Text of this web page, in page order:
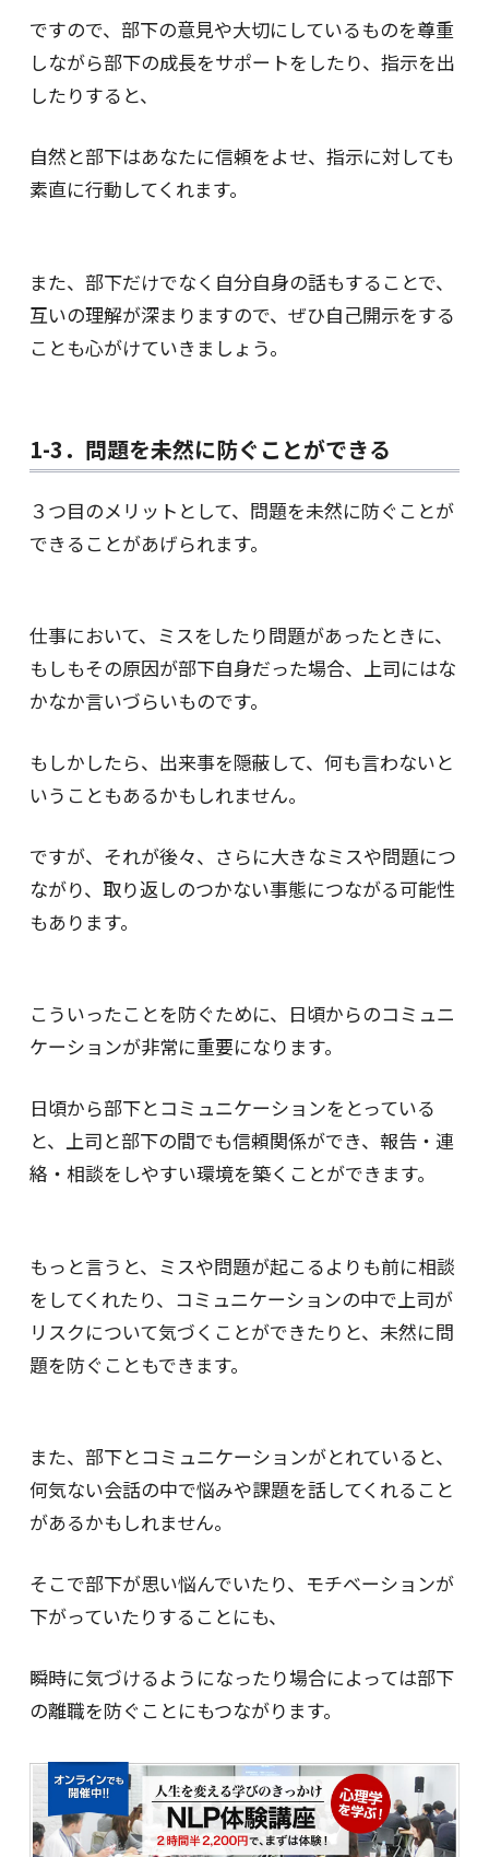
ですので、部下の意見や大切にしているものを尊重
しながら部下の成長をサポートをしたり、指示を出
したりすると、
自然と部下はあなたに信頼をよせ、指示に対しても
素直に行動してくれます。
また、部下だけでなく自分自身の話もすることで、
互いの理解が深まりますので、ぜひ自己開示をする
ことも心がけていきましょう。
1-3．問題を未然に防ぐことができる
３つ目のメリットとして、問題を未然に防ぐことが
できることがあげられます。
仕事において、ミスをしたり問題があったときに、
もしもその原因が部下自身だった場合、上司にはな
かなか言いづらいものです。
もしかしたら、出来事を隠蔽して、何も言わないと
いうこともあるかもしれません。
ですが、それが後々、さらに大きなミスや問題につ
ながり、取り返しのつかない事態につながる可能性
もあります。
こういったことを防ぐために、日頃からのコミュニ
ケーションが非常に重要になります。
日頃から部下とコミュニケーションをとっている
と、上司と部下の間でも信頼関係ができ、報告・連
絡・相談をしやすい環境を築くことができます。
もっと言うと、ミスや問題が起こるよりも前に相談
をしてくれたり、コミュニケーションの中で上司が
リスクについて気づくことができたりと、未然に問
題を防ぐこともできます。
また、部下とコミュニケーションがとれていると、
何気ない会話の中で悩みや課題を話してくれること
があるかもしれません。
そこで部下が思い悩んでいたり、モチベーションが
下がっていたりすることにも、
瞬時に気づけるようになったり場合によっては部下
の離職を防ぐことにもつながります。